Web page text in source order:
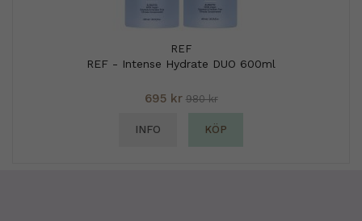
REF
REF - Intense Hydrate DUO 600ml
695 kr 980 kr
INFO KÖP